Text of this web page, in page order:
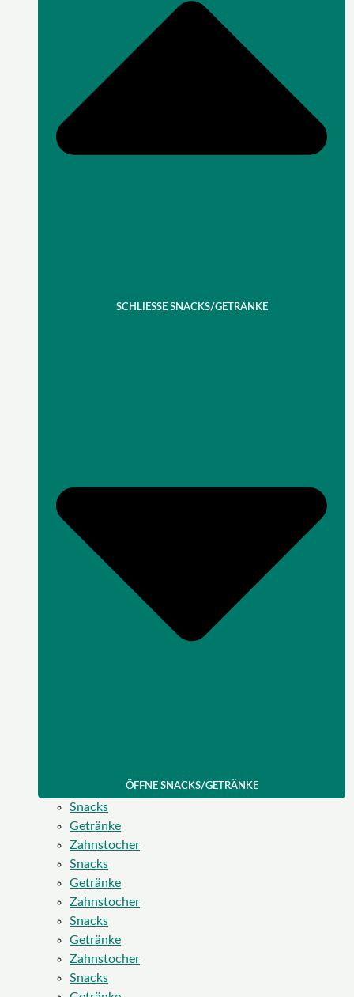
SCHLIESSE SNACKS/GETRÄNKE
ÖFFNE SNACKS/GETRÄNKE
Snacks
Getränke
Zahnstocher
Snacks
Getränke
Zahnstocher
Snacks
Getränke
Zahnstocher
Snacks